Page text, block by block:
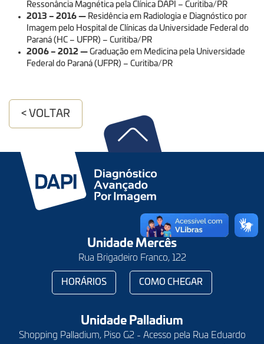
Ressonância Magnética pela Clínica DAPI – Curitiba/PR
2013 – 2016 — Residência em Radiologia e Diagnóstico por
Imagem pelo Hospital de Clínicas da Universidade Federal do
Paraná (HC – UFPR) – Curitiba/PR
2006 – 2012 — Graduação em Medicina pela Universidade
Federal do Paraná (UFPR) – Curitiba/PR
< VOLTAR
Unidade Mercês
Rua Brigadeiro Franco, 122
HORÁRIOS COMO CHEGAR
Unidade Palladium
Shopping Palladium, Piso G2 - Acesso pela Rua Eduardo